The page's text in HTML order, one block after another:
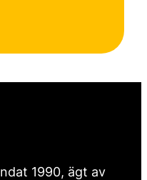
1990, ägt av